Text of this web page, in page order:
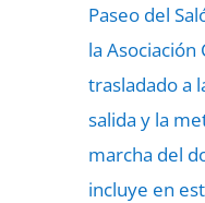
Paseo del
la Asociación
trasladado a
salida y la
marcha del
incluye en